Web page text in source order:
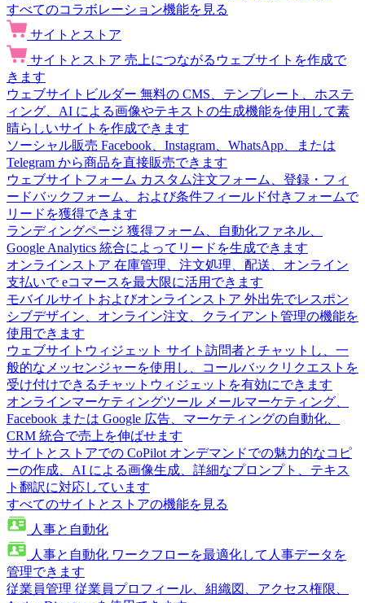
すべてのコラボレーション機能を見る
サイトとストア
サイトとストア 売上につながるウェブサイトを作成で
きます
ウェブサイトビルダー 無料の CMS、テンプレート、ホステ
ィング、AI による画像やテキストの生成機能を使用して素
晴らしいサイトを作成できます
ソーシャル販売 Facebook、Instagram、WhatsApp、または
Telegram から商品を直接販売できます
ウェブサイトフォーム カスタム注文フォーム、登録・フィ
ードバックフォーム、および条件フィールド付きフォームで
リードを獲得できます
ランディングページ 獲得フォーム、自動化ファネル、
Google Analytics 統合によってリードを生成できます
オンラインストア 在庫管理、注文処理、配送、オンライン
支払いで eコマースを最大限に活用できます
モバイルサイトおよびオンラインストア 外出先でレスポン
シブデザイン、オンライン注文、クライアント管理の機能を
使用できます
ウェブサイトウィジェット サイト訪問者とチャットし、一
般的なメッセンジャーを使用し、コールバックリクエストを
受け付けできるチャットウィジェットを有効にできます
オンラインマーケティングツール メールマーケティング、
Facebook または Google 広告、マーケティングの自動化、
CRM 統合で売上を伸ばせます
サイトとストアでの CoPilot オンデマンドでの魅力的なコピ
ーの作成、AI による画像生成、詳細なプロンプト、テキス
ト翻訳に対応しています
すべてのサイトとストアの機能を見る
人事と自動化
人事と自動化 ワークフローを最適化して人事データを
管理できます
従業員管理 従業員プロフィール、組織図、アクセス権限、